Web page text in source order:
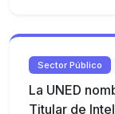
Sector Público
La UNED
Titular de